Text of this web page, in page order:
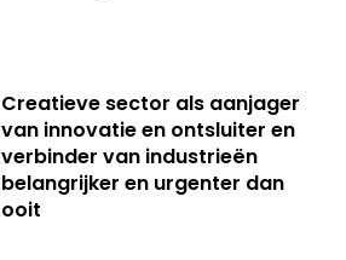
Creatieve sector als aanjager
van innovatie en ontsluiter en
verbinder van industrieën
belangrijker en urgenter dan
ooit